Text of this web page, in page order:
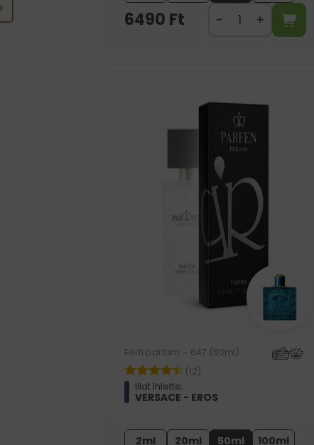
6490 Ft
Férfi parfüm – 647 (50ml)
(12)
Illat ihlette:
VERSACE - EROS
2ml 20ml 50ml 100ml